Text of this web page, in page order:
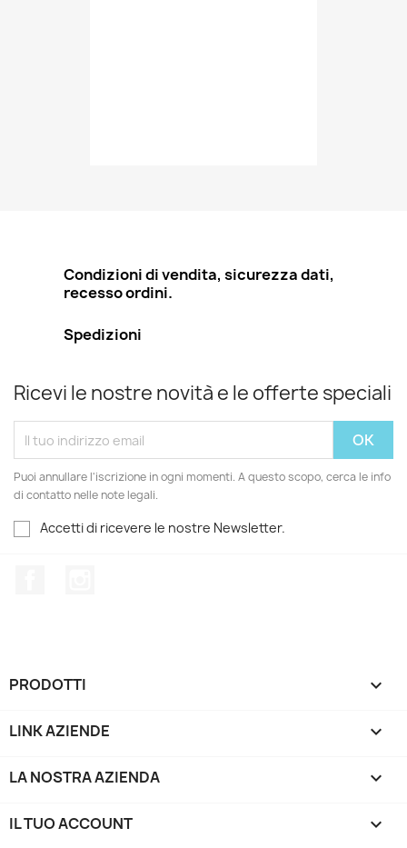
Condizioni di vendita, sicurezza dati,
recesso ordini.
Spedizioni
Ricevi le nostre novità e le offerte speciali
Puoi annullare l'iscrizione in ogni momenti. A questo scopo, cerca le info
di contatto nelle note legali.
Accetti di ricevere le nostre Newsletter.
PRODOTTI 
LINK AZIENDE 
LA NOSTRA AZIENDA 
IL TUO ACCOUNT 